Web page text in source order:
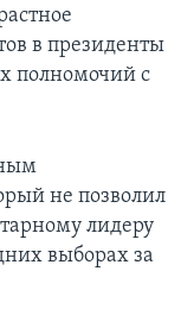
в президенты
полномочий с
не позволил
лидеру
выборах за